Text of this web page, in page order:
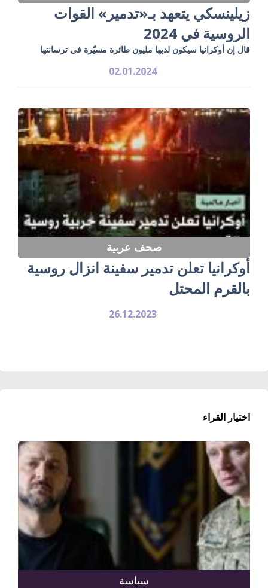
زيلينسكي يتعهد بـ«تدمير» القوات
الروسية في 2024
قال إن أوكرانيا سيكون لديها مليون طائرة مسيّرة في ترسانتها
02.01.2024
صحف عربية
أوكرانيا تعلن تدمير سفينة انزال روسية
بالقرم المحتل
26.12.2023
اختيار القراء
سياسة